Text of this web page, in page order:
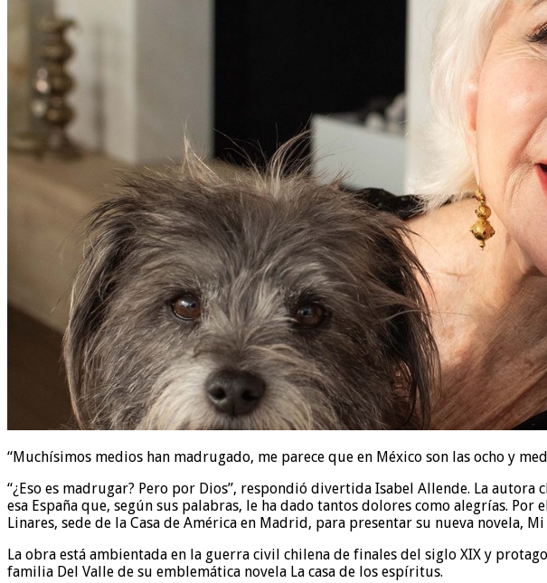
“Muchísimos medios han madrugado, me parece que en México son las ocho y
“¿Eso es madrugar? Pero por Dios”, respondió divertida Isabel Allende. La
esa España que, según sus palabras, le ha dado tantos dolores como alegrías.
Linares, sede de la Casa de América en Madrid, para presentar su nueva novela, Mi
La obra está ambientada en la guerra civil chilena de finales del siglo XIX y
familia Del Valle de su emblemática novela La casa de los espíritus.